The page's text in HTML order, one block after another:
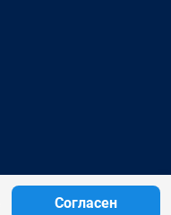
Согласен